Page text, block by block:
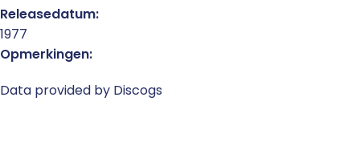
Releasedatum:
1977
Opmerkingen:
Data provided by Discogs